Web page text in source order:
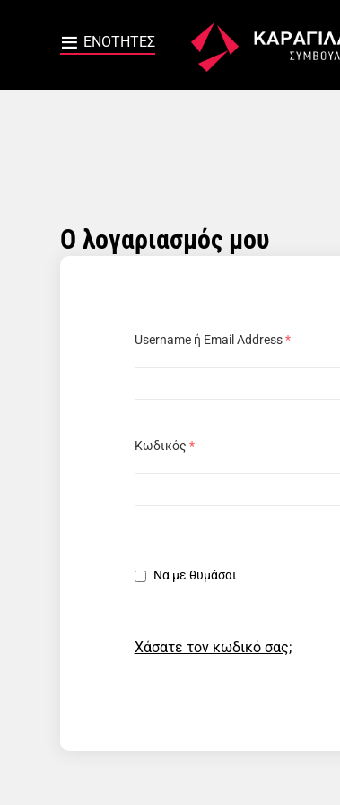
Ο λογαριασμός μου
Username ή Email Address*
Κωδικός *
Να με θυμάσαι
Χάσατε τον κωδικό σας;